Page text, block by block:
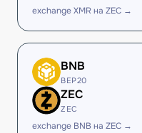
exchange XMR на ZEC →
BNB
BEP20
ZEC
ZEC
exchange BNB на ZEC →